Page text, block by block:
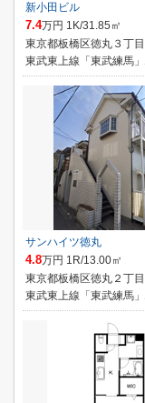
新小田ビル
7.4万円 1K/31.85㎡
東京都板橋区徳丸３丁目
東武東上線「東武練馬
サンハイツ徳丸
4.8万円 1R/13.00㎡
東京都板橋区徳丸２丁目
東武東上線「東武練馬